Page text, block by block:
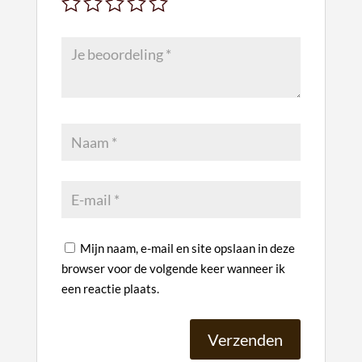
Mijn naam, e-mail en site opslaan in deze
browser voor de volgende keer wanneer ik
een reactie plaats.